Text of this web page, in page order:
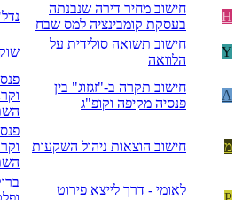
H
חישוב מחיר דירה שנבנתה
בעסקת קומבינציה למס שבח
Y
חישוב תשואה סולידית על
הלוואה
A
חישוב תקרה ב-"זגזוג" בין
פנסיה מקיפה וקופ"ג
מ חישוב הוצאות ניהול השקעות
לאומי - דרך לייצא פירוט